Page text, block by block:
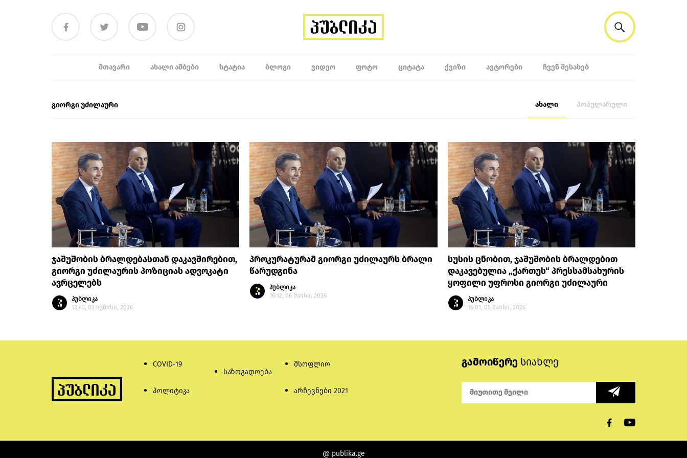
ᲛᲗᲐᲕᲐᲠᲘ ᲐᲮᲐᲚᲘ ᲐᲛᲑᲔᲑᲘ ᲡᲢᲐᲢᲘᲐ ᲑᲚᲝᲒᲘ ᲕᲘᲓᲔᲝ ᲤᲝᲢᲝ ᲪᲘᲢᲐᲢᲐ ᲥᲕᲘᲖᲘ ᲐᲕᲢᲝᲠᲔᲑᲘ ᲩᲕᲔᲜ ᲨᲔᲡᲐᲮᲔᲑ
გიორგი უძილაური ახალი პოპულარული
ჯაშუშობის ბრალდებასთან დაკავშირებით,
გიორგი უძილაურის პოზიციას ადვოკატი
ავრცელებს
პუბლიკა
13:45, 03 ივნისი, 2026
პროკურატურამ გიორგი უძილაურს ბრალი
წარუდგინა
პუბლიკა
16:12, 06 მაისი, 2026
სუსის ცნობით, ჯაშუშობის ბრალდებით
დაკავებულია „ქართუს“ პრესსამსახურის
ყოფილი უფროსი გიორგი უძილაური
პუბლიკა
16:01, 05 მაისი, 2026
COVID-19
პოლიტიკა
საზოგადოება
მსოფლიო
არჩევნები 2021
გამოიწერე სიახლე
@ publika.ge